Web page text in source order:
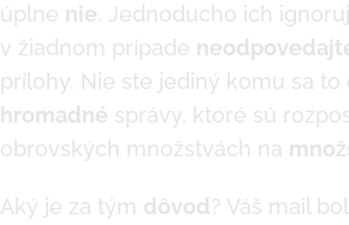
úplne nie . Jednoducho ich
v žiadnom prípade
prílohy. Nie ste jediný komu sa to
hromadné správy, ktoré sú
obrovských množstvách na
Aký je za tým dôvod ? Váš mail